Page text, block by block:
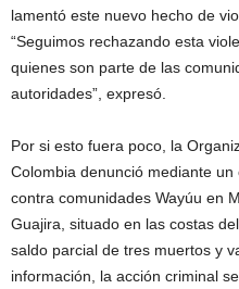
lamentó este nuevo hecho de
“Seguimos rechazando esta
quienes son parte de las
autoridades”, expresó.
Por si esto fuera poco, la
Colombia denunció mediante
contra comunidades Wayúu en
Guajira, situado en las costas
saldo parcial de tres muertos y
información, la acción criminal